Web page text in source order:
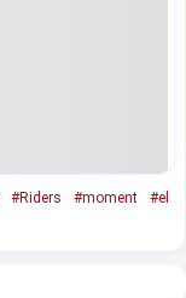
#Riders #moment
#el